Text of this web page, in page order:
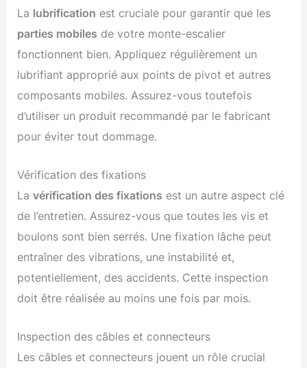
La lubrification est cruciale pour garantir que les
parties mobiles de votre monte-escalier
fonctionnent bien. Appliquez régulièrement un
lubrifiant approprié aux points de pivot et autres
composants mobiles. Assurez-vous toutefois
d’utiliser un produit recommandé par le fabricant
pour éviter tout dommage.
Vérification des fixations
Lavérification des fixations est un autre aspect clé
de l’entretien. Assurez-vous que toutes les vis et
boulons sont bien serrés. Une fixation lâche peut
entraîner des vibrations, une instabilité et,
potentiellement, des accidents. Cette inspection
doit être réalisée au moins une fois par mois.
Inspection des câbles et connecteurs
Les câbles et connecteurs jouent un rôle crucial